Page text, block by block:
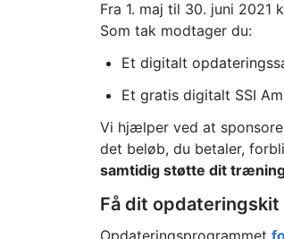
Fra 1. maj til 30. juni
Som tak modtager du:
Et digitalt
Et gratis digitalt SSI
Vi hjælper ved at
det beløb, du betaler,
samtidig støtte dit
Få dit
Opdateringsprogrammet